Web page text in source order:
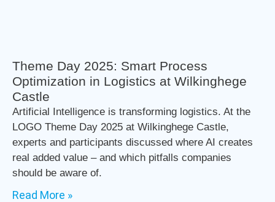
Theme Day 2025: Smart Process
Optimization in Logistics at Wilkinghege
Castle
Artificial Intelligence is transforming logistics. At the
LOGO Theme Day 2025 at Wilkinghege Castle,
experts and participants discussed where AI creates
real added value – and which pitfalls companies
should be aware of.
Read More »